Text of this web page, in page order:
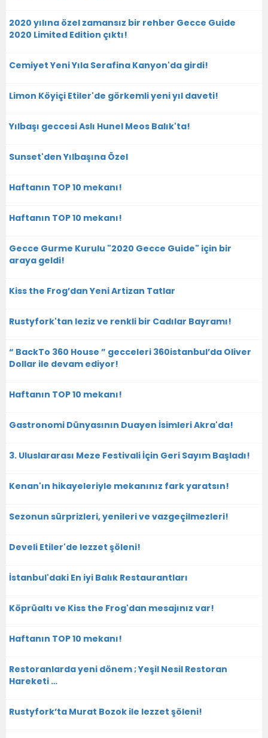
2020 yılına özel zamansız bir rehber Gecce Guide
2020 Limited Edition çıktı!
Cemiyet Yeni Yıla Serafina Kanyon'da girdi!
Limon Köyiçi Etiler'de görkemli yeni yıl daveti!
Yılbaşı geccesi Aslı Hunel Meos Balık'ta!
Sunset'den Yılbaşına Özel
Haftanın TOP 10 mekanı!
Haftanın TOP 10 mekanı!
Gecce Gurme Kurulu "2020 Gecce Guide" için bir
araya geldi!
Kiss the Frog’dan Yeni Artizan Tatlar
Rustyfork'tan leziz ve renkli bir Cadılar Bayramı!
“ BackTo 360 House ” gecceleri 360istanbul’da Oliver
Dollar ile devam ediyor!
Haftanın TOP 10 mekanı!
Gastronomi Dünyasının Duayen İsimleri Akra'da!
3. Uluslararası Meze Festivali İçin Geri Sayım Başladı!
Kenan'ın hikayeleriyle mekanınız fark yaratsın!
Sezonun sürprizleri, yenileri ve vazgeçilmezleri!
Develi Etiler'de lezzet şöleni!
İstanbul'daki En iyi Balık Restaurantları
Köprüaltı ve Kiss the Frog'dan mesajınız var!
Haftanın TOP 10 mekanı!
Restoranlarda yeni dönem ; Yeşil Nesil Restoran
Hareketi …
Rustyfork’ta Murat Bozok ile lezzet şöleni!